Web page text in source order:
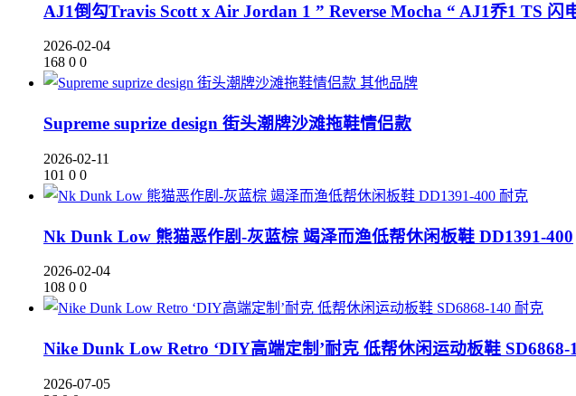
AJ1倒勾Travis Scott x Air Jordan 1 ” Reverse Mocha “ AJ1乔1 TS
2026-02-04
168 0 0
其他品牌
Supreme suprize design 街头潮牌沙滩拖鞋情侣款
2026-02-11
101 0 0
耐克
Nk Dunk Low 熊猫恶作剧-灰蓝棕 竭泽而渔低帮休闲板鞋 DD1391-400
2026-02-04
108 0 0
耐克
Nike Dunk Low Retro ‘DIY高端定制’耐克 低帮休闲运动板鞋 SD6868-
2026-07-05